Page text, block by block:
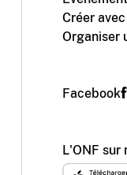
Créer
Organiser
Facebook
L'ONF sur